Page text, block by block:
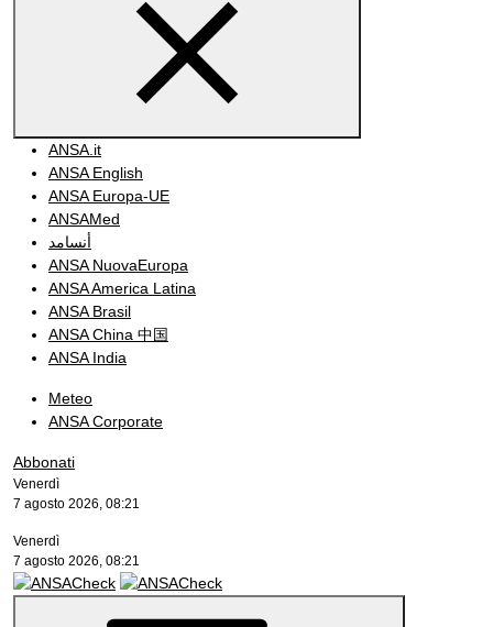
ANSA.it
ANSA English
ANSA Europa-UE
ANSAMed
أنسامد
ANSA NuovaEuropa
ANSA America Latina
ANSA Brasil
ANSA China 中国
ANSA India
Meteo
ANSA Corporate
Abbonati
Venerdì
7 agosto 2026, 08:21
Venerdì
7 agosto 2026, 08:21